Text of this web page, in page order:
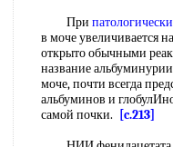
При
в моче увеличивается
открыто обычными
название
моче, почти всегда
альбуминов и
самой почки.
[c.213]